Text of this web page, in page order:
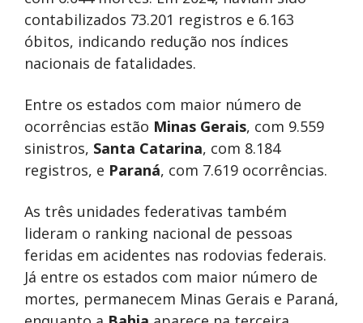
contabilizados 73.201 registros e 6.163
óbitos, indicando redução nos índices
nacionais de fatalidades.
Entre os estados com maior número de
ocorrências estão Minas Gerais, com 9.559
sinistros, Santa Catarina, com 8.184
registros, e Paraná, com 7.619 ocorrências.
As três unidades federativas também
lideram o ranking nacional de pessoas
feridas em acidentes nas rodovias federais.
Já entre os estados com maior número de
mortes, permanecem Minas Gerais e Paraná,